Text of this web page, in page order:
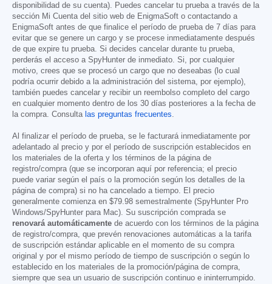
disponibilidad de su cuenta). Puedes cancelar tu prueba a través de la
sección Mi Cuenta del sitio web de EnigmaSoft o contactando a
EnigmaSoft antes de que finalice el período de prueba de 7 días para
evitar que se genere un cargo y se procese inmediatamente después
de que expire tu prueba. Si decides cancelar durante tu prueba,
perderás el acceso a SpyHunter de inmediato. Si, por cualquier
motivo, crees que se procesó un cargo que no deseabas (lo cual
podría ocurrir debido a la administración del sistema, por ejemplo),
también puedes cancelar y recibir un reembolso completo del cargo
en cualquier momento dentro de los 30 días posteriores a la fecha de
la compra. Consulta las preguntas frecuentes.
Al finalizar el período de prueba, se le facturará inmediatamente por
adelantado al precio y por el período de suscripción establecidos en
los materiales de la oferta y los términos de la página de
registro/compra (que se incorporan aquí por referencia; el precio
puede variar según el país o la promoción según los detalles de la
página de compra) si no ha cancelado a tiempo. El precio
generalmente comienza en $79.98 semestralmente (SpyHunter Pro
Windows/SpyHunter para Mac). Su suscripción comprada se
renovará automáticamente de acuerdo con los términos de la página
de registro/compra, que prevén renovaciones automáticas a la tarifa
de suscripción estándar aplicable en el momento de su compra
original y por el mismo período de tiempo de suscripción o según lo
establecido en los materiales de la promoción/página de compra,
siempre que sea un usuario de suscripción continuo e ininterrumpido.